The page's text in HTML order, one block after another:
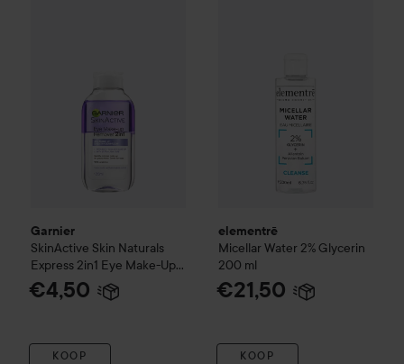
Garnier
SkinActive Skin Naturals
Express 2in1 Eye Make-Up
Remover125 ml
€4,50
KOOP
elementrē
Micellar Water 2% Glycerin
200 ml
€21,50
KOOP